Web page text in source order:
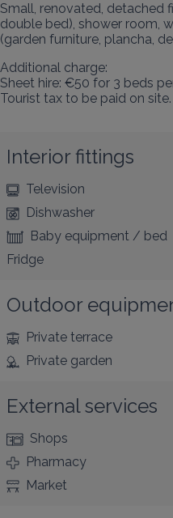
Small, renovated, detached
double bed), shower room,
(garden furniture, plancha,
Additional charge:
Sheet hire: €50 for 3 beds
Tourist tax to be paid on site.
Interior fittings
Television
Dishwasher
Baby equipment / bed
Fridge
Outdoor
Private terrace
Private garden
External services
Shops
Pharmacy
Market